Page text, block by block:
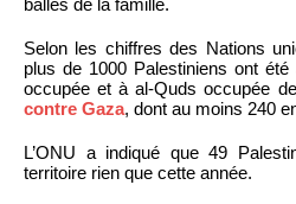
Selon les chiffres des Nations
plus de 1000 Palestiniens ont été
occupée et à al-Quds occupée
contre Gaza, dont au moins 240
L’ONU a indiqué que 49
territoire rien que cette année.